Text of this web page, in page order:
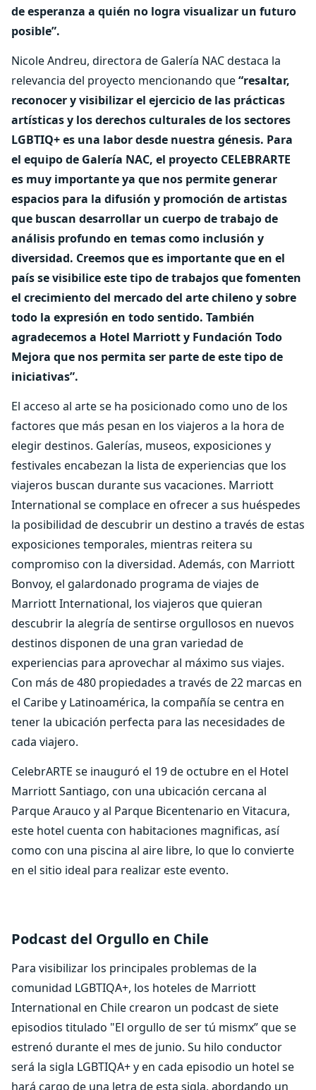
de esperanza a quién no logra visualizar un futuro
posible”.
Nicole Andreu, directora de Galería NAC destaca la
relevancia del proyecto mencionando que“resaltar,
reconocer y visibilizar el ejercicio de las prácticas
artísticas y los derechos culturales de los sectores
LGBTIQ+ es una labor desde nuestra génesis. Para
el equipo de Galería NAC, el proyecto CELEBRARTE
es muy importante ya que nos permite generar
espacios para la difusión y promoción de artistas
que buscan desarrollar un cuerpo de trabajo de
análisis profundo en temas como inclusión y
diversidad. Creemos que es importante que en el
país se visibilice este tipo de trabajos que fomenten
el crecimiento del mercado del arte chileno y sobre
todo la expresión en todo sentido. También
agradecemos a Hotel Marriott y Fundación Todo
Mejora que nos permita ser parte de este tipo de
iniciativas”.
El acceso al arte se ha posicionado como uno de los
factores que más pesan en los viajeros a la hora de
elegir destinos. Galerías, museos, exposiciones y
festivales encabezan la lista de experiencias que los
viajeros buscan durante sus vacaciones. Marriott
International se complace en ofrecer a sus huéspedes
la posibilidad de descubrir un destino a través de estas
exposiciones temporales, mientras reitera su
compromiso con la diversidad. Además, con Marriott
Bonvoy, el galardonado programa de viajes de
Marriott International, los viajeros que quieran
descubrir la alegría de sentirse orgullosos en nuevos
destinos disponen de una gran variedad de
experiencias para aprovechar al máximo sus viajes.
Con más de 480 propiedades a través de 22 marcas en
el Caribe y Latinoamérica, la compañía se centra en
tener la ubicación perfecta para las necesidades de
cada viajero.
CelebrARTE se inauguró el 19 de octubre en el Hotel
Marriott Santiago, con una ubicación cercana al
Parque Arauco y al Parque Bicentenario en Vitacura,
este hotel cuenta con habitaciones magnificas, así
como con una piscina al aire libre, lo que lo convierte
en el sitio ideal para realizar este evento.
Podcast del Orgullo en Chile
Para visibilizar los principales problemas de la
comunidad LGBTIQA+, los hoteles de Marriott
International en Chile crearon un podcast de siete
episodios titulado "El orgullo de ser tú mismx” que se
estrenó durante el mes de junio. Su hilo conductor
será la sigla LGBTIQA+ y en cada episodio un hotel se
hará cargo de una letra de esta sigla, abordando un